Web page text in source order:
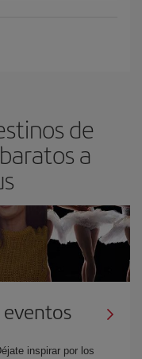
de
a
inspirar por los